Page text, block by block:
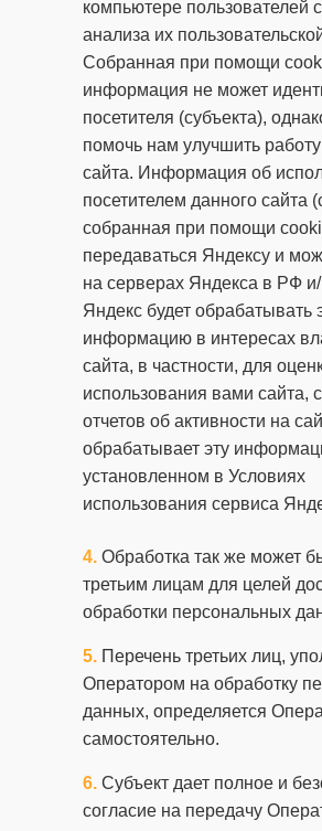
компьютере пользователей
анализа их
Собранная при помощи
информация не может
посетителя (субъекта),
помочь нам улучшить
сайта. Информация об
посетителем данного сайта
собранная при помощи
передаваться Яндексу и
на серверах Яндекса в РФ
Яндекс будет обрабатывать
информацию в интересах
сайта, в частности, для
использования вами сайта,
отчетов об активности на
обрабатывает эту
установленном в Условиях
использования сервиса
Обработка так же может
третьим лицам для целей
обработки персональных
Перечень третьих лиц,
Оператором на обработку
данных, определяется
самостоятельно.
Субъект дает полное и
согласие на передачу